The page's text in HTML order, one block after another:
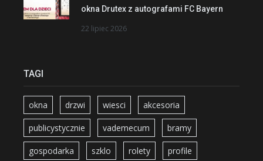
okna Drutex z autografami FC Bayern
22 lipiec 2026
TAGI
okna drzwi wiesci akcesoria
publicystycznie vademecum bramy
gospodarka szklo rolety profile